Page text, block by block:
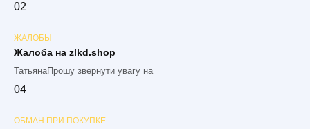
02
ЖАЛОБЫ
Жалоба на zlkd.shop
ТатьянаПрошу звернути увагу на
04
ОБМАН ПРИ ПОКУПКЕ